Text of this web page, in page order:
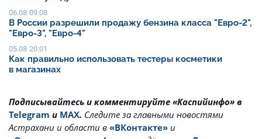
06.08 09:08
В России разрешили продажу бензина класса "Евро-2",
"Евро-3", "Евро-4"
05.08 20:01
Как правильно использовать тестеры косметики
в магазинах
Подписывайтесь и комментируйте «Каспийинфо» в
Telegram и MAX. Cледите за главными новостями
Астрахани и области в «ВКонтакте» и